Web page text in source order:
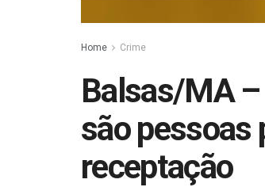
Home Crime
Balsas/MA
são pessoas
receptação